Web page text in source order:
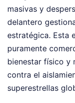
masivas y
delantero
estratégica. Esta
puramente
bienestar físico y
contra el
superestrellas